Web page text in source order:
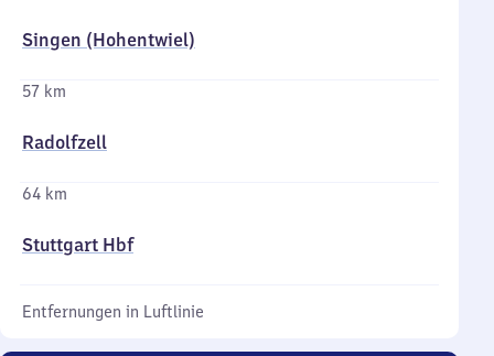
Singen (Hohentwiel)
57 km
Radolfzell
64 km
Stuttgart Hbf
Entfernungen in Luftlinie